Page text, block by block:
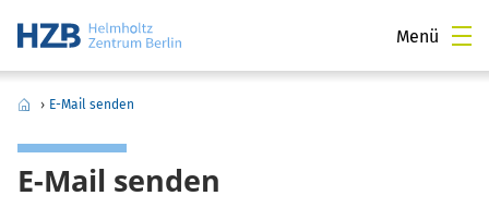
Menü
› E-Mail senden
E-Mail senden